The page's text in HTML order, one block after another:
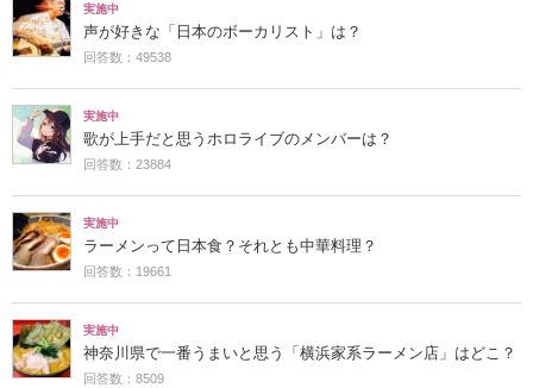
実施中
声が好きな「日本のボーカリスト」は？
回答数：49538
実施中
歌が上手だと思うホロライブのメンバーは？
回答数：23884
実施中
ラーメンって日本食？それとも中華料理？
回答数：19661
実施中
神奈川県で一番うまいと思う「横浜家系ラーメン店」はどこ？
回答数：8509